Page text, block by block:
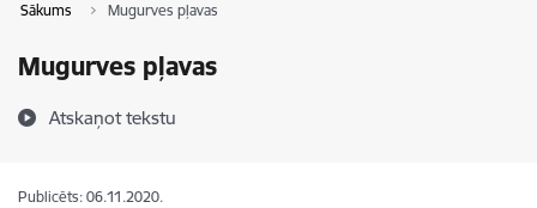
Sākums Mugurves pļavas
Mugurves pļavas
Atskaņot tekstu
Publicēts: 06.11.2020.